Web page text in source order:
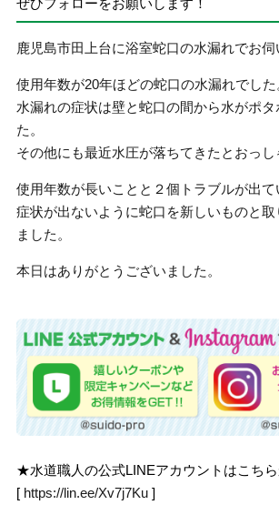
鹿児島市田上台に浴室蛇口の水漏れでお伺
使用年数が20年ほどの蛇口の水漏れでした
水漏れの症状は壁と蛇口の間から水がポ
た。
その他にも最近水圧が落ちてきたとおっし
使用年数が長いことと２個トラブルが出
症状が出ないように蛇口を新しいものと
ました。
本日はありがとうございました。
★水道職人の公式LINEアカウントはこちら
[ https://lin.ee/Xv7j7Ku ]